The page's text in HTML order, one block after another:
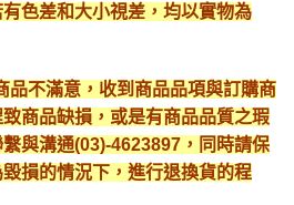
色差和大小視差，均以實物為
品不滿意，收到商品品項與訂購商
商品缺損，或是有商品品質之瑕
與溝通(03)-4623897，同時請保
損的情況下，進行退換貨的程